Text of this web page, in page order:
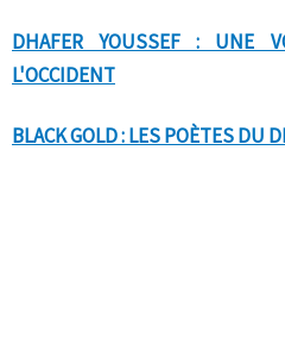
DHAFER YOUSSEF : UNE
L'OCCIDENT
BLACK GOLD : LES POÈTES DU